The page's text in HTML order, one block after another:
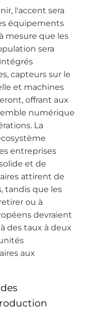
l'accent sera
équipements
mesure que les
sera
capteurs sur le
et machines
offrant aux
numérique
La
entreprises
et de
attirent de
tandis que les
ou à
devraient
des taux à deux
aux